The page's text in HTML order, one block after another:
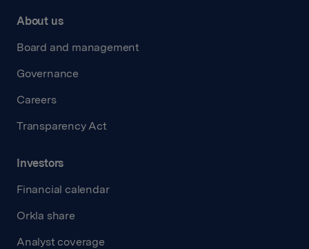
About us
Board and management
Governance
Careers
Transparency Act
Investors
Financial calendar
Orkla share
Analyst coverage